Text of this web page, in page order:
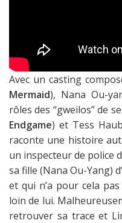
Avec un casting
Mermaid), Nana Ou-
rôles des “gweilos” de
Endgame) et Tess
raconte une histoire
un inspecteur de police
sa fille (Nana Ou-Yang)
et qui n’a pour cela
loin de lui.
retrouver sa trace et